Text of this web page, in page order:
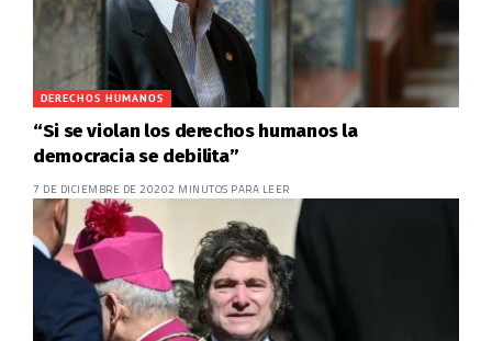
DERECHOS HUMANOS
“Si se violan los derechos humanos la
democracia se debilita”
7 DE DICIEMBRE DE 20202 MINUTOS PARA LEER